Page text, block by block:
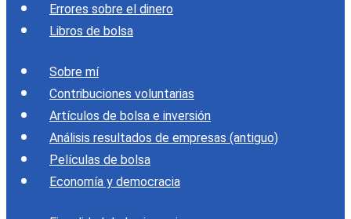
Errores sobre el dinero
Libros de bolsa
Sobre mí
Contribuciones voluntarias
Artículos de bolsa e inversión
Análisis resultados de empresas (antiguo)
Películas de bolsa
Economía y democracia